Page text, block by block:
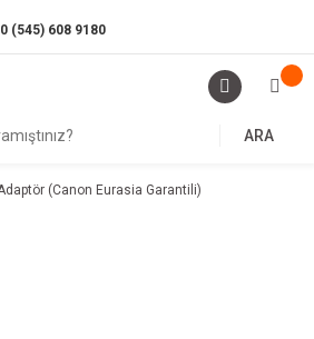
0 (545) 608 9180
ARA